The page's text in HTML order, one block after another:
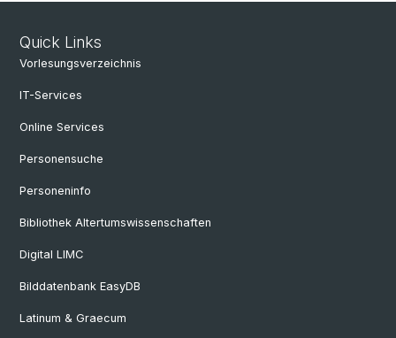
Quick Links
Vorlesungsverzeichnis
IT-Services
Online Services
Personensuche
Personeninfo
Bibliothek Altertumswissenschaften
Digital LIMC
Bilddatenbank EasyDB
Latinum & Graecum